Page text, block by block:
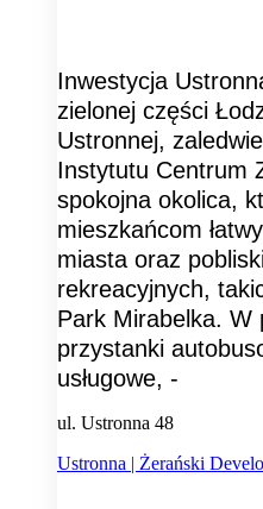
Inwestycja
zielonej części
Ustronnej,
Instytutu Centrum
spokojna okolica,
mieszkańcom
miasta oraz
rekreacyjnych,
Park Mirabelka. W
przystanki
usługowe, -
ul. Ustronna 48
Ustronna | Żerański